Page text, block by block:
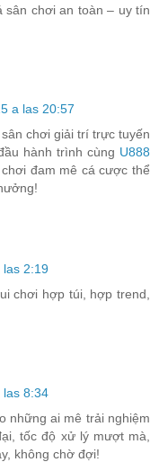
sân chơi an toàn – uy tín
a las 20:57
chơi giải trí trực tuyến
hành trình cùng U888
đam mê cá cược thể
las 2:19
chơi hợp túi, hợp trend,
las 8:34
những ai mê trải nghiệm
tốc độ xử lý mượt mà,
không chờ đợi!